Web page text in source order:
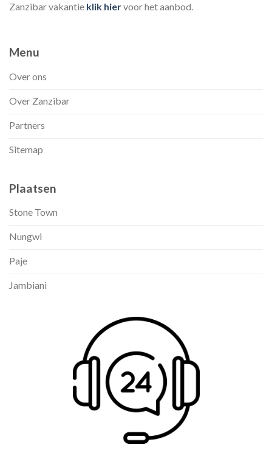
Zanzibar vakantie klik hiervoor het aanbod.
Menu
Over ons
Over Zanzibar
Partners
Sitemap
Plaatsen
Stone Town
Nungwi
Paje
Jambiani